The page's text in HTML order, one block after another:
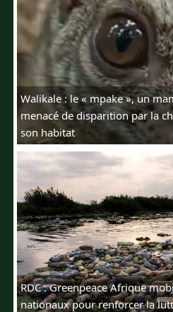
Walikale : le « mpake », un
menacé de disparition par la
son habitat
RDC : Greenpeace Afrique
nationaux pour renforcer la